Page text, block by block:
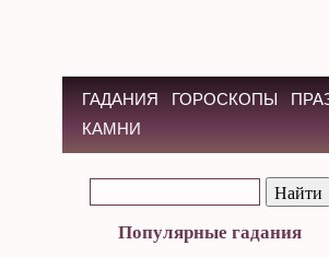
ГАДАНИЯ ГОРОСКОПЫ
КАМНИ
Популярные гадания